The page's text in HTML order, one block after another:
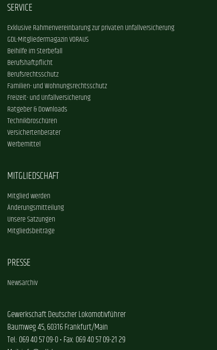
SERVICE
Exklusive Rahmenvereinbarung zur privaten Unfallversicherung
GDL-Mitgliedermagazin VORAUS
Beihilfe im Sterbefall
Berufshaftpflicht
Berufsrechtsschutz
Familien- und Wohnungsrechtsschutz
Freizeit- und Unfallversicherung
Ratgeber & Downloads
Technikbroschüren
Versichertenberater
Werbemittel
MITGLIEDSCHAFT
Mitglied werden
Änderungsmitteilung
Unsere Satzungen
Mitgliedsbeiträge
PRESSE
Newsarchiv
Gewerkschaft Deutscher Lokomotivführer
Baumweg 45, 60316 Frankfurt/Main
Tel.: 069 40 57 09-0 • Fax: 069 40 57 09-21 29